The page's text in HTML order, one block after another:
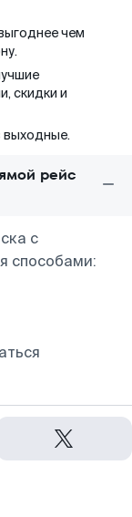
чем
скидки и
выходные.
рейс
с
способами: